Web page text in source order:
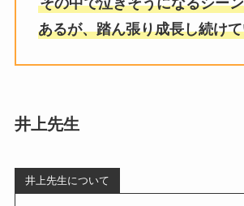
その中で泣きそうになるシー
あるが、踏ん張り成長し続け
井上先生
井上先生について